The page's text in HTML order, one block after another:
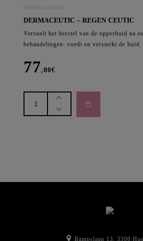
DERMACEUTIC
DERMACEUTIC – REGEN CEUTIC
Versnelt het herstel van de opperhuid na
behandelingen: voedt en versterkt de huid.
77,00€
Regen
Bampslaan 13, 3500